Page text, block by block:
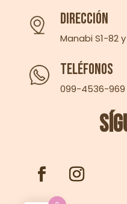
Dirección
Manabi S1-82
Teléfonos
099-4536-969